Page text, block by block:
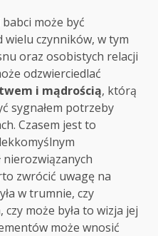
może być
wielu czynników, w tym
oraz osobistych relacji
odzwierciedlać
i mądrością, którą
sygnałem potrzeby
Czasem jest to
zwrócić uwagę na
w trumnie, czy
czy może była to wizja jej
może wnosić